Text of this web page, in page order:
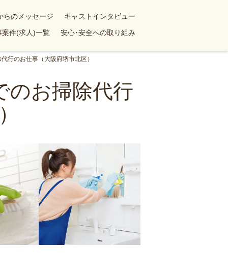
らのメッセージ
キャストインタビュー
案件(求人)一覧 安心･安全への取り組み
行のお仕事（大阪府堺市北区）
のお掃除代行